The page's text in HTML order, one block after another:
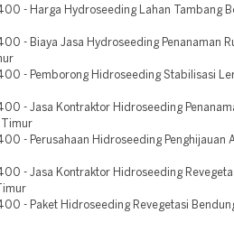
- Harga Hydroseeding Lahan Tambang
- Biaya Jasa Hydroseeding Penanaman
- Pemborong Hidroseeding Stabilisasi
- Jasa Kontraktor Hidroseeding
Timur
- Perusahaan Hidroseeding Penghijauan
- Jasa Kontraktor Hidroseeding
- Paket Hidroseeding Revegetasi